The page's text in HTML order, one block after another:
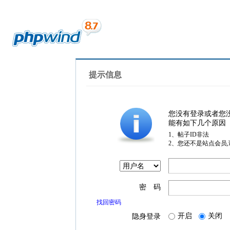
提示信息
您没有登录或者您
能有如下几个原因
1、帖子ID非法
2、您还不是站点会员
密 码
找回密码
隐身登录 开启 关闭